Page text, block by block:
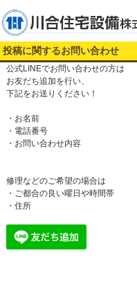
投稿に関するお問い合わせ
公式LINEでお問い合わせの方は
お友だち追加を行い、
下記をお送りください！
・お名前
・電話番号
・お問い合わせ内容
修理などのご希望の場合は
・ご都合の良い曜日や時間帯
・住所